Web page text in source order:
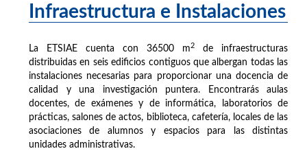
Infraestructura e Instalaciones
La ETSIAE cuenta con 36500 m2
de infraestructuras
distribuidas en seis edificios contiguos que albergan todas las
instalaciones necesarias para proporcionar una docencia de
calidad y una investigación puntera. Encontrarás aulas
docentes, de exámenes y de informática, laboratorios de
prácticas, salones de actos, biblioteca, cafetería, locales de las
asociaciones de alumnos y espacios para las distintas
unidades administrativas.